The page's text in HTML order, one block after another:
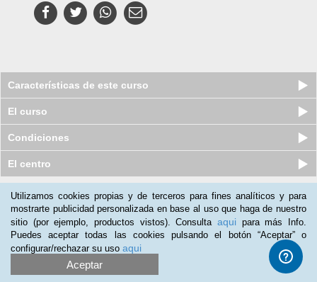
Características de este curso
El curso
Condiciones
El centro
Nuestros clientes opinan:
Soledad Mateos(23-03-2021)
Se lo recomendaría a personas de mi entorno.
Utilizamos cookies propias y de terceros para fines analíticos y para
mostrarte publicidad personalizada en base al uso que haga de nuestro
sitio (por ejemplo, productos vistos). Consulta aqui para más Info.
Puedes aceptar todas las cookies pulsando el botón “Aceptar” o
configurar/rechazar su uso aqui
Aceptar